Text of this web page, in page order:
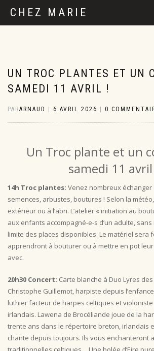
CHEZ MARIE
UN TROC PLANTES ET UN
SAMEDI 11 AVRIL !
PARARNAUD 6 AVRIL 2026 0
Un Troc plante et un
samedi 11
14h Troc plantes: Venez nombreux
semences, arbustes, boutures ! Selon la
extérieur ou à l’abri. L’atelier « initiation au
aux enfants accompagné-e-s d’un adulte,
limite des places disponibles. Le matériel sera
apprendront à bouturer ou à mettre en pot
avec.
20h30 Concert: Carte blanche à Duo Lyres
Christophe Guillemot, harpiste depuis
luthier facteur de harpes celtiques et
irlandais. Lawena de Brocéliande joue de la
trente ans dans le répertoire breton, irlandais
chante depuis toujours. Ils vous enchanteront